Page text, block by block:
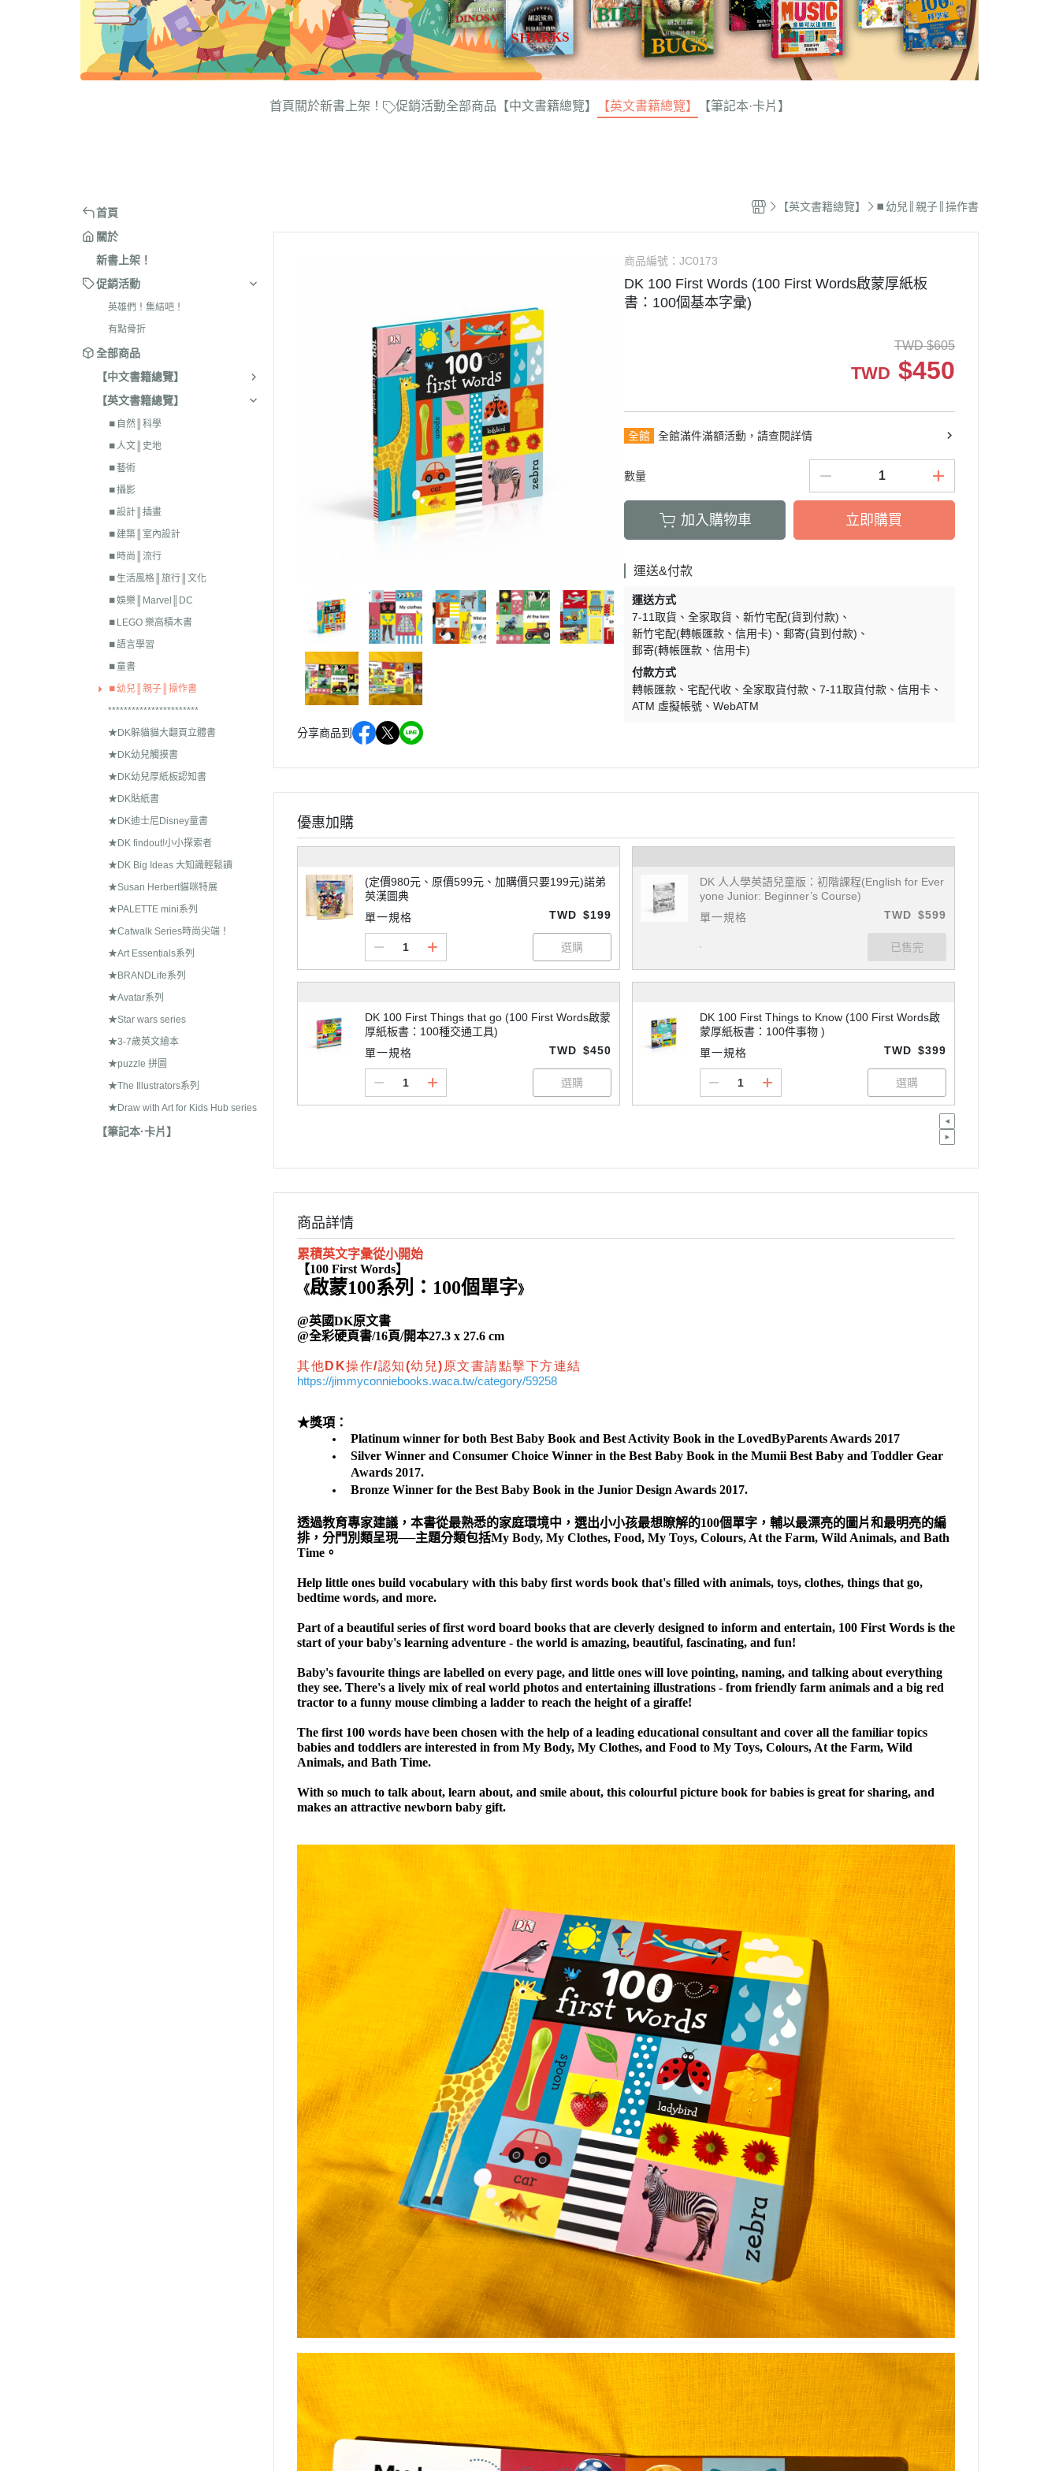
首頁 關於新書上架！ 促銷活動全部商品 【中文書籍總覽】 【英文書籍總覽】 【筆記本·卡片】
首頁
關於
新書上架！
促銷活動
英雄們！集結吧！
有點骨折
全部商品
【中文書籍總覽】
【英文書籍總覽】
⏹︎自然║科學
⏹︎人文║史地
⏹︎藝術
⏹︎攝影
⏹︎設計║插畫
⏹︎建築║室內設計
⏹︎時尚║流行
⏹︎生活風格║旅行║文化
⏹︎娛樂║Marvel║DC
⏹︎LEGO 樂高積木書
⏹︎語言學習
⏹︎童書
⏹︎幼兒║親子║操作書
***********************
★DK躲貓貓大翻頁立體書
★DK幼兒觸摸書
★DK幼兒厚紙板認知書
★DK貼紙書
★DK迪士尼Disney童書
★DK findout!小小探索者
★DK Big Ideas 大知識輕鬆讀
★Susan Herbert貓咪特展
★PALETTE mini系列
★Catwalk Series時尚尖端！
★Art Essentials系列
★BRANDLife系列
★Avatar系列
★Star wars series
★3-7歲英文繪本
★puzzle 拼圖
★The Illustrators系列
★Draw with Art for Kids Hub series
【筆記本·卡片】
【英文書籍總覽】 ⏹︎幼兒║親子║操作書
分享商品到
商品編號：JC0173
DK 100 First Words (100 First Words啟蒙厚紙板
書：100個基本字彚)
TWD $605
TWD $450
全館 全館滿件滿額活動，請查閱詳情
數量
加入購物車 立即購買
運送&付款
運送方式
7-11取貨
全家取貨
新竹宅配(貨到付款)
新竹宅配(轉帳匯款、信用卡)
郵寄(貨到付款)
郵寄(轉帳匯款、信用卡)
付款方式
轉帳匯款
宅配代收 全家取貨付款 7-11取貨付款
信用卡
ATM 虛擬帳號
WebATM
優惠加購
(定價980元、原價599元、加購價只要199元)諾弟
英漢圖典
單一規格
TWD $199
DK 人人學英語兒童版：初階課程(English for Ever
yone Junior: Beginner’s Course)
單一規格
TWD $599
DK 100 First Things that go (100 First Words啟蒙
厚紙板書：100種交通工具)
單一規格
TWD $450
DK 100 First Things to Know (100 First Words啟
蒙厚紙板書：100件事物 )
單一規格
TWD $399
商品詳情
累積英文字彙從小開始
【100 First Words】
《啟蒙100系列：100個單字》
@英國DK原文書
@全彩硬頁書/16頁/開本27.3 x 27.6 cm
其他DK操作/認知(幼兒)原文書請點擊下方連結
https://jimmyconniebooks.waca.tw/category/59258
★獎項：
Platinum winner for both Best Baby Book and Best Activity Book in the LovedByParents Awards 2017
Silver Winner and Consumer Choice Winner in the Best Baby Book in the Mumii Best Baby and Toddler Gear
Awards 2017.
Bronze Winner for the Best Baby Book in the Junior Design Awards 2017.
透過教育專家建議，本書從最熟悉的家庭環境中，選出小小孩最想瞭解的100個單字，輔以最漂亮的圖片和最明亮的編
排，分門別類呈現──主題分類包括My Body, My Clothes, Food, My Toys, Colours, At the Farm, Wild Animals, and Bath
Time。
Help little ones build vocabulary with this baby first words book that's filled with animals, toys, clothes, things that go,
bedtime words, and more.
Part of a beautiful series of first word board books that are cleverly designed to inform and entertain, 100 First Words is the
start of your baby's learning adventure - the world is amazing, beautiful, fascinating, and fun!
Baby's favourite things are labelled on every page, and little ones will love pointing, naming, and talking about everything
they see. There's a lively mix of real world photos and entertaining illustrations - from friendly farm animals and a big red
tractor to a funny mouse climbing a ladder to reach the height of a giraffe!
The first 100 words have been chosen with the help of a leading educational consultant and cover all the familiar topics
babies and toddlers are interested in from My Body, My Clothes, and Food to My Toys, Colours, At the Farm, Wild
Animals, and Bath Time.
With so much to talk about, learn about, and smile about, this colourful picture book for babies is great for sharing, and
makes an attractive newborn baby gift.